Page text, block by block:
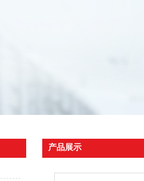
产品展示